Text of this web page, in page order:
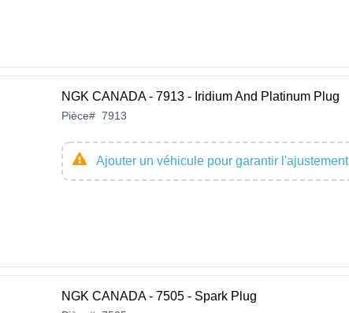
NGK CANADA - 7913 - Iridium And Platinum Plug
Pièce# 7913
Ajouter un véhicule pour garantir l'ajustement
NGK CANADA - 7505 - Spark Plug